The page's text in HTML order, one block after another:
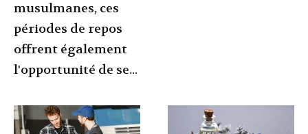
musulmanes, ces
périodes de repos
offrent également
l'opportunité de se...